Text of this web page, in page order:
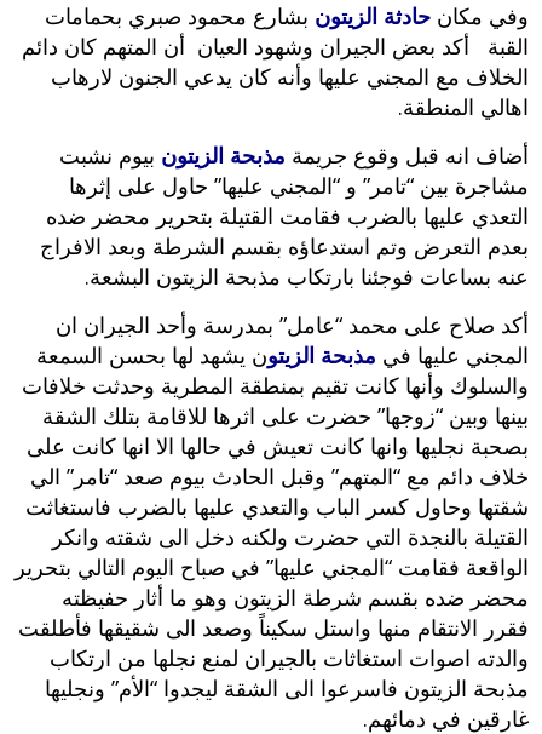
وفي مكانحادثة الزيتون بشارع محمود صبري بحمامات
القبة أكد بعض الجيران وشهود العيان أن المتهم كان دائم
الخلاف مع المجني عليها وأنه كان يدعي الجنون لارهاب
اهالي المنطقة.
أضاف انه قبل وقوع جريمة مذبحة الزيتون بيوم نشبت
مشاجرة بين “تامر” و “المجني عليها” حاول على إثرها
التعدي عليها بالضرب فقامت القتيلة بتحرير محضر ضده
بعدم التعرض وتم استدعاؤه بقسم الشرطة وبعد الافراج
عنه بساعات فوجئنا بارتكاب مذبحة الزيتون البشعة.
أكد صلاح على محمد “عامل” بمدرسة وأحد الجيران ان
المجني عليها في مذبحة الزيتون يشهد لها بحسن السمعة
والسلوك وأنها كانت تقيم بمنطقة المطرية وحدثت خلافات
بينها وبين “زوجها” حضرت على اثرها للاقامة بتلك الشقة
بصحبة نجليها وانها كانت تعيش في حالها الا انها كانت على
خلاف دائم مع “المتهم” وقبل الحادث بيوم صعد “تامر” الي
شقتها وحاول كسر الباب والتعدي عليها بالضرب فاستغاثت
القتيلة بالنجدة التي حضرت ولكنه دخل الى شقته وانكر
الواقعة فقامت “المجني عليها” في صباح اليوم التالي بتحرير
محضر ضده بقسم شرطة الزيتون وهو ما أثار حفيظته
فقرر الانتقام منها واستل سكيناً وصعد الى شقيقها فأطلقت
والدته اصوات استغاثات بالجيران لمنع نجلها من ارتكاب
مذبحة الزيتون فاسرعوا الى الشقة ليجدوا “الأم” ونجليها
غارقين في دمائهم.